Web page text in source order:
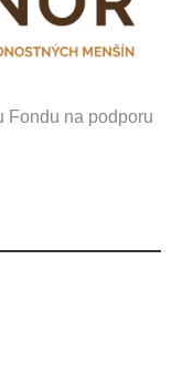
Fondu na podporu